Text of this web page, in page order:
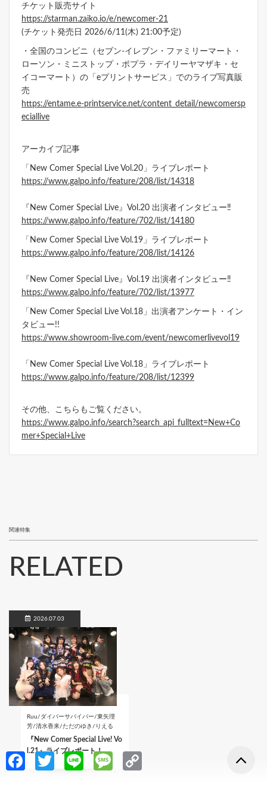
チケット販売サイト
https://starman.zaiko.io/e/newcomer-21
(チケット発売日 2026/6/11(木) 21:00予定)
・全国のコンビニ（セブン-イレブン・ファミリーマート・
ローソン・ミニストップ・ポプラ・デイリーヤマザキ・セ
イコーマート）の「eプリントサービス」でのライブ写真販
売
https://entame.e-printservice.net/content_detail/newcomersp
eciallive
アーカイブ記事
「New Comer Special Live Vol.20」ライブレポート
https://www.galpo.info/feature/208/list/14318
『New Comer Special Live』Vol.20 出演者インタビュー‼
https://www.galpo.info/feature/702/list/14180
「New Comer Special Live Vol.19」ライブレポート
https://www.galpo.info/feature/208/list/14126
『New Comer Special Live』Vol.19 出演者インタビュー‼
https://www.galpo.info/feature/702/list/13977
「New Comer Special Live Vol.18」出演者アンケート・イン
タビュー!!
https://www.showroom-live.com/event/newcomerlivevol19
「New Comer Special Live Vol.18」ライブレポート
https://www.galpo.info/feature/208/list/12399
その他、こちらもご覧ください。
https://www.galpo.info/search?search_api_fulltext=New+Co
mer+Special+Live
Fa
T
Li
M
関連特集
RELATED
2026.07.03
Ruu/ダイバーサバイバー/東矢理
芳/清水香来/ただのゆき/りえる
『New Comer Special Live! Vo
l.21』ライブレポート！